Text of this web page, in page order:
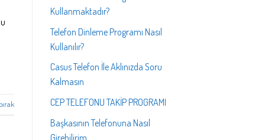
Kullanmaktadır?
Telefon Dinleme Programı Nasıl
Kullanılır?
Casus Telefon İle Aklınızda Soru
Kalmasın
CEP TELEFONU TAKİP PROGRAMI
Başkasının Telefonuna Nasıl
Girebilirim